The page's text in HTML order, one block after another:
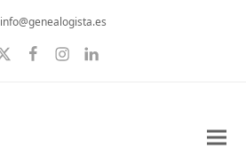
info@genealogista.es
TwitterFacebook
Instagram
LinkedIn